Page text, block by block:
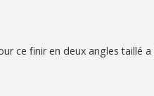
ce finir en deux angles taillé